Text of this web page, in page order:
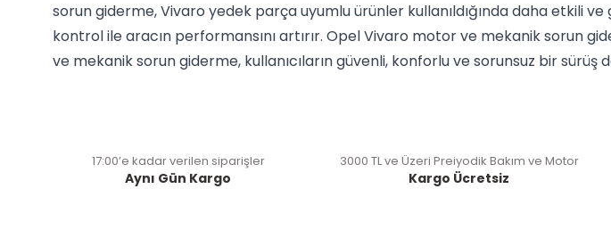
sorun giderme, Vivaro yedek parça uyumlu ürünler kullanıldığında daha etkili
kontrol ile aracın performansını artırır. Opel Vivaro motor ve mekanik sorun
ve mekanik sorun giderme, kullanıcıların güvenli, konforlu ve sorunsuz bir sürüş
17:00’e kadar verilen siparişler
Aynı Gün Kargo
3000 TL ve Üzeri Preiyodik Bakım ve Motor
Kargo Ücretsiz